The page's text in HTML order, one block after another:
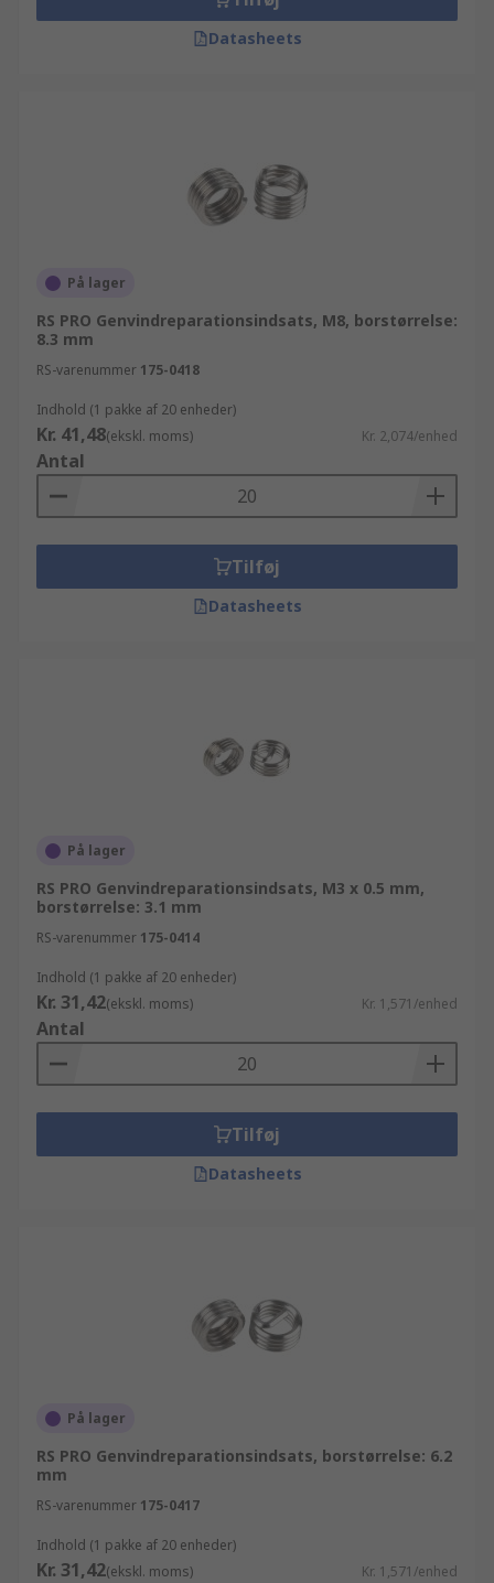
Datasheets
På lager
RS PRO Genvindreparationsindsats, M8, borstørrelse:
8.3 mm
RS-varenummer 175-0418
Indhold (1 pakke af 20 enheder)
Kr. 41,48(ekskl. moms) Kr. 2,074/enhed
Antal
Tilføj
Datasheets
På lager
RS PRO Genvindreparationsindsats, M3 x 0.5 mm,
borstørrelse: 3.1 mm
RS-varenummer 175-0414
Indhold (1 pakke af 20 enheder)
Kr. 31,42(ekskl. moms) Kr. 1,571/enhed
Antal
Tilføj
Datasheets
På lager
RS PRO Genvindreparationsindsats, borstørrelse: 6.2
mm
RS-varenummer 175-0417
Indhold (1 pakke af 20 enheder)
Kr. 31,42(ekskl. moms) Kr. 1,571/enhed